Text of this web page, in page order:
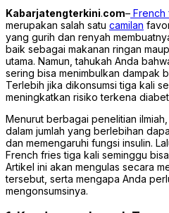
Kabarjatengterkini.com– French
merupakan salah satu camilan
yang gurih dan renyah
baik sebagai makanan ringan
utama. Namun, tahukah Anda
sering bisa menimbulkan dampak
Terlebih jika dikonsumsi tiga kali
meningkatkan risiko terkena
Menurut berbagai penelitian
dalam jumlah yang berlebihan
dan memengaruhi fungsi insulin.
French fries tiga kali seminggu
Artikel ini akan mengulas secara
tersebut, serta mengapa Anda
mengonsumsinya.